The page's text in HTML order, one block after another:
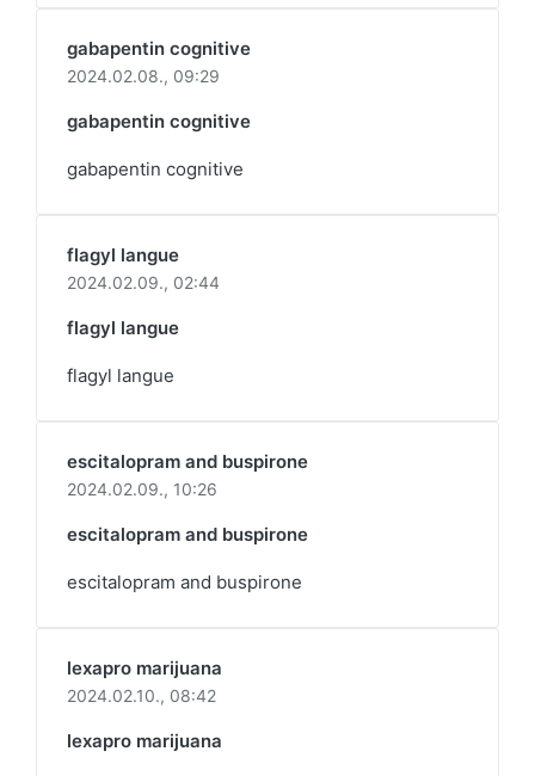
gabapentin cognitive
2024.02.08., 09:29
gabapentin cognitive
gabapentin cognitive
flagyl langue
2024.02.09., 02:44
flagyl langue
flagyl langue
escitalopram and buspirone
2024.02.09., 10:26
escitalopram and buspirone
escitalopram and buspirone
lexapro marijuana
2024.02.10., 08:42
lexapro marijuana